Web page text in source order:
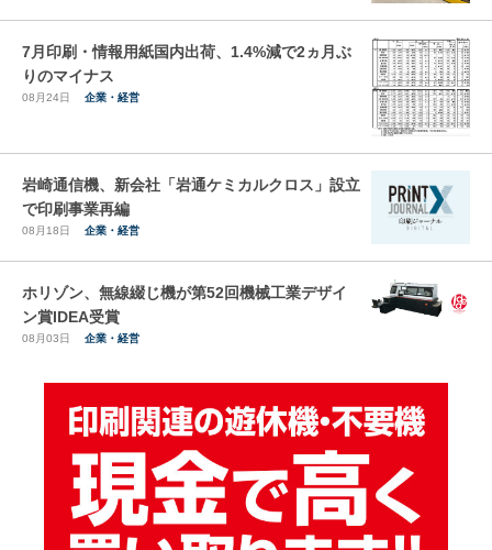
7月印刷・情報用紙国内出荷、1.4%減で2ヵ月ぶ
りのマイナス
08月24日 企業・経営
岩崎通信機、新会社「岩通ケミカルクロス」設立
で印刷事業再編
08月18日 企業・経営
ホリゾン、無線綴じ機が第52回機械工業デザイ
ン賞IDEA受賞
08月03日 企業・経営